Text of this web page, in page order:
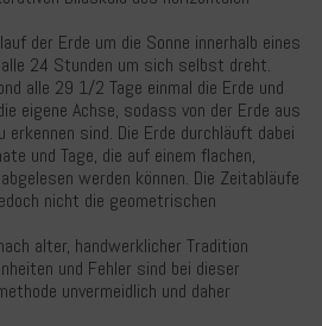
der Erde um die Sonne innerhalb eines
24 Stunden um sich selbst dreht.
alle 29 1/2 Tage einmal die Erde und
eigene Achse, sodass von der Erde aus
erkennen sind. Die Erde durchläuft dabei
und Tage, die auf einem flachen,
werden können. Die Zeitabläufe
nicht die geometrischen
alter, handwerklicher Tradition
und Fehler sind bei dieser
unvermeidlich und daher